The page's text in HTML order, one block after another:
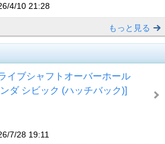
4/10 21:28
もっと見る
イブシャフトオーバーホール
ダ シビック (ハッチバック)]
7/28 19:11